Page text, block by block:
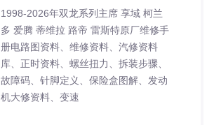
1998-2026年双龙系列主席 享域 柯兰
多 爱腾 蒂维拉 路帝 雷斯特原厂维修手
册电路图资料、维修资料、汽修资料
库、正时资料、螺丝扭力、拆装步骤、
故障码、针脚定义、保险盒图解、发动
机大修资料、变速